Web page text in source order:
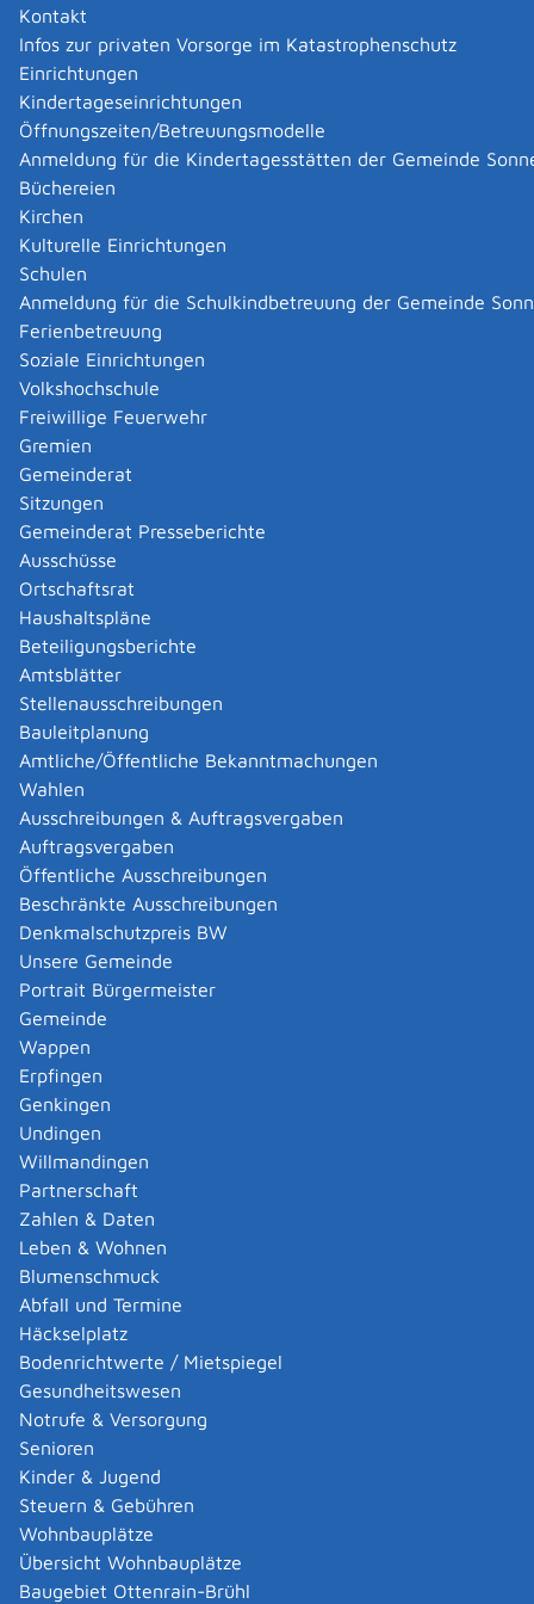
Kontakt
Infos zur privaten Vorsorge im Katastrophenschutz
Einrichtungen
Kindertageseinrichtungen
Öffnungszeiten/Betreuungsmodelle
Anmeldung für die Kindertagesstätten der Gemeinde
Büchereien
Kirchen
Kulturelle Einrichtungen
Schulen
Anmeldung für die Schulkindbetreuung der Gemeinde
Ferienbetreuung
Soziale Einrichtungen
Volkshochschule
Freiwillige Feuerwehr
Gremien
Gemeinderat
Sitzungen
Gemeinderat Presseberichte
Ausschüsse
Ortschaftsrat
Haushaltspläne
Beteiligungsberichte
Amtsblätter
Stellenausschreibungen
Bauleitplanung
Amtliche/Öffentliche Bekanntmachungen
Wahlen
Ausschreibungen & Auftragsvergaben
Auftragsvergaben
Öffentliche Ausschreibungen
Beschränkte Ausschreibungen
Denkmalschutzpreis BW
Unsere Gemeinde
Portrait Bürgermeister
Gemeinde
Wappen
Erpfingen
Genkingen
Undingen
Willmandingen
Partnerschaft
Zahlen & Daten
Leben & Wohnen
Blumenschmuck
Abfall und Termine
Häckselplatz
Bodenrichtwerte / Mietspiegel
Gesundheitswesen
Notrufe & Versorgung
Senioren
Kinder & Jugend
Steuern & Gebühren
Wohnbauplätze
Übersicht Wohnbauplätze
Baugebiet Ottenrain-Brühl
Zuständige Stelle
das Landesjugendamt beim Kommunalverband für
Jugend und Soziales Baden-Württemberg
Kommunalverband für Jugend und Soziales Baden-
Württemberg (KVJS)
Leistungsdetails
Voraussetzungen
Die Eltern haben in ihrer letztwilligen Verfügung
den Verein benannt oder
es steht keine geeignete Privatperson für die
Übernahme der Vormundschaft zur Verfügung, z.B.
bei Findelkindern oder bei als Flüchtlingen ohne
Eltern in Deutschland aufgenommenen
Minderjährigen.
Verfahrensablauf
Sie können die Erlaubnis formlos beantragen.
Das Landesjugendamt prüft, ob alle Voraussetzungen
erfüllt sind. Bei positiver Prüfung erhalten Sie die
Erlaubnis. Es kann sie befristen oder mit Auflagen
Bei negativer Prüfung erhalten Sie einen
Ablehungsbescheid.
Vor der Bestellung muss der Verein in die Übernahme
der Vormundschaft einwilligen. Die Vormundschaft wird
von einzelnen Mitgliedern oder Mitarbeitern ausgeübt,
nicht vom Erzieher des Mündels im Heim des Vereins.
Die Bestellung als Vormund begründet das
Familiengericht. Ein Mitvormund oder Gegenvormund
bestellt es nur nach Anhörung des Vereins.
Fristen
keine
Der Antrag sollte rechtzeitig vor der Übernahme von
Pflegschaften und Vormundschaften beim
Landesjugendamt eingehen.
Erforderliche Unterlagen
Nachweis der Eintragung des Vereins
Satzung
Anzahl und Ausbildung der Mitarbeitenden
Nachweis der Einholung erweiterter
Führungszeugnisse der Mitarbeiter durch den Verein
Anzahl der Wohnplätze
Bearbeitungsdauer
Wenn Sie alle erforderlichen Unterlagen eingereicht
haben, dauert das Verfahren höchstens drei Monate.
Rechtsgrundlage